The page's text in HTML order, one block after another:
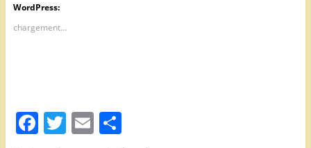
WordPress:
chargement…
F T E P